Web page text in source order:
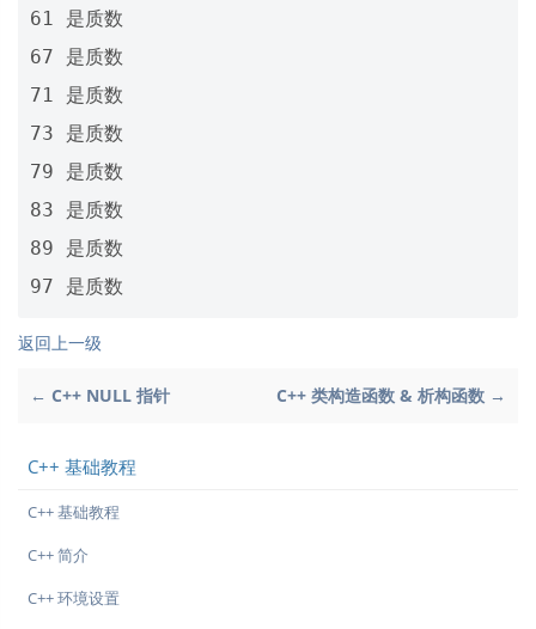
61 是质数
67 是质数
71 是质数
73 是质数
79 是质数
83 是质数
89 是质数
返回上一级
← C++ NULL 指针 C++ 类构造函数 & 析构函数 →
C++ 基础教程
C++ 基础教程
C++ 简介
C++ 环境设置